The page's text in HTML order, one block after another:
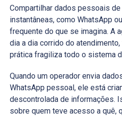
Compartilhar dados pessoais
instantâneas, como WhatsApp
frequente do que se imagina. A
dia a dia corrido do
prática fragiliza todo o sistema
Quando um operador envia
WhatsApp pessoal, ele está
descontrolada de informações.
sobre quem teve acesso a quê,